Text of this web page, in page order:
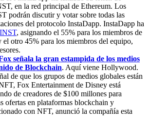
en la red principal de Ethereum. Los
podrán discutir y votar sobre todas las
del protocolo InstaDapp. InstaDapp ha
, asignando el 55% para los miembros de
el otro 45% para los miembros del equipo,
señala la gran estampida de los medios
de Blockchain. Aquí viene Hollywood.
de que los grupos de medios globales están
Fox Entertainment de Disney está
de creadores de $100 millones para
ofertas en plataformas blockchain y
con NFT, anunció la compañía esta